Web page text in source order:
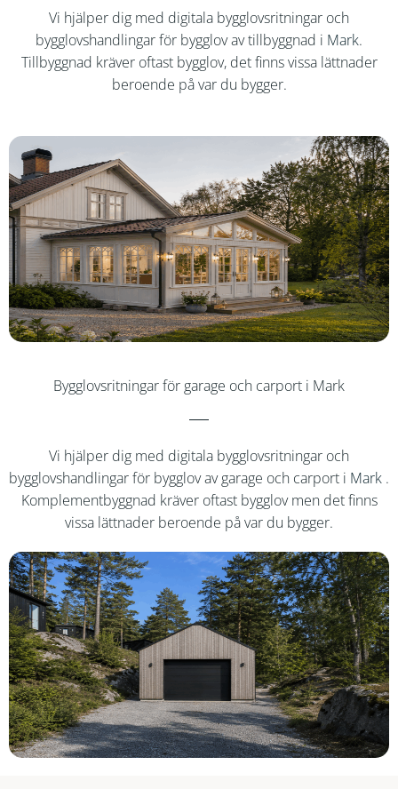
Vi hjälper dig med digitala bygglovsritningar och
bygglovshandlingar för bygglov av tillbyggnad i Mark.
Tillbyggnad kräver oftast bygglov, det finns vissa lättnader
beroende på var du bygger.
Bygglovsritningar för garage och carport i Mark
Vi hjälper dig med digitala bygglovsritningar och
bygglovshandlingar för bygglov av garage och carport i Mark .
Komplementbyggnad kräver oftast bygglov men det finns
vissa lättnader beroende på var du bygger.